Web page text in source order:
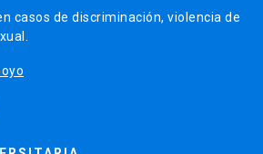
casos de discriminación, violencia de